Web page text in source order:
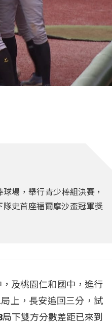
場，舉行青少棒組決賽，
史首座福爾摩沙盃冠軍獎
及桃園仁和國中，進行
上，長安追回三分，試
下雙方分數差距已來到